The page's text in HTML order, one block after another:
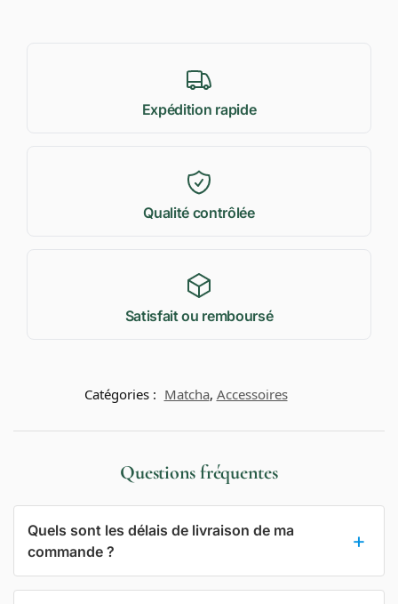
Expédition rapide
Qualité contrôlée
Satisfait ou remboursé
Catégories : Matcha, Accessoires
Questions fréquentes
Quels sont les délais de livraison de ma
commande ?